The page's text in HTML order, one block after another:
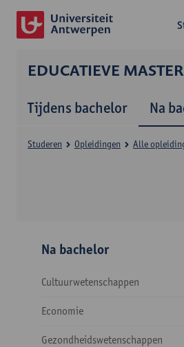
EDUCATIEVE MASTER
Tijdens bachelor Na
Studeren Opleidingen Alle
Na bachelor
Cultuurwetenschappen
Economie
Gezondheidswetenschappen